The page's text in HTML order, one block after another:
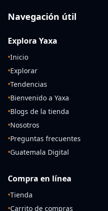
Navegación útil
Explora Yaxa
•Inicio
•Explorar
•Tendencias
•Bienvenido a Yaxa
•Blogs de la tienda
•Nosotros
•Preguntas frecuentes
•Guatemala Digital
Compra en línea
•Tienda
•Carrito de compras